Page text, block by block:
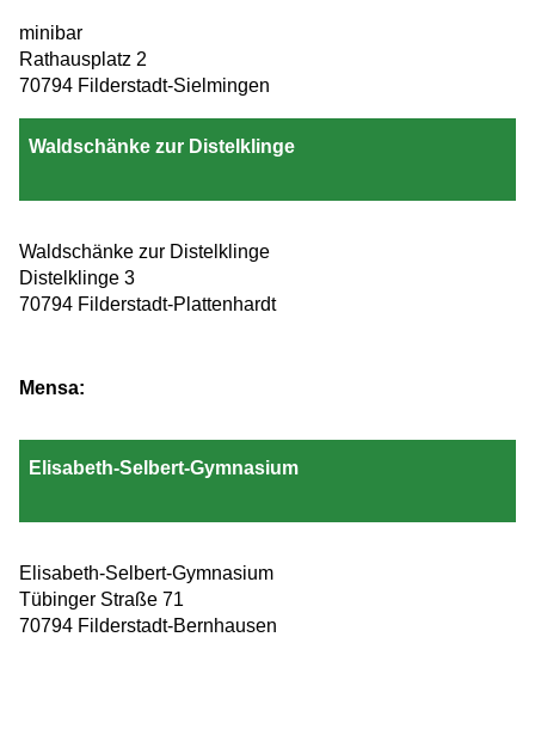
minibar
Rathausplatz 2
70794 Filderstadt-Sielmingen
Waldschänke zur Distelklinge
Waldschänke zur Distelklinge
Distelklinge 3
70794 Filderstadt-Plattenhardt
Mensa:
Elisabeth-Selbert-Gymnasium
Elisabeth-Selbert-Gymnasium
Tübinger Straße 71
70794 Filderstadt-Bernhausen